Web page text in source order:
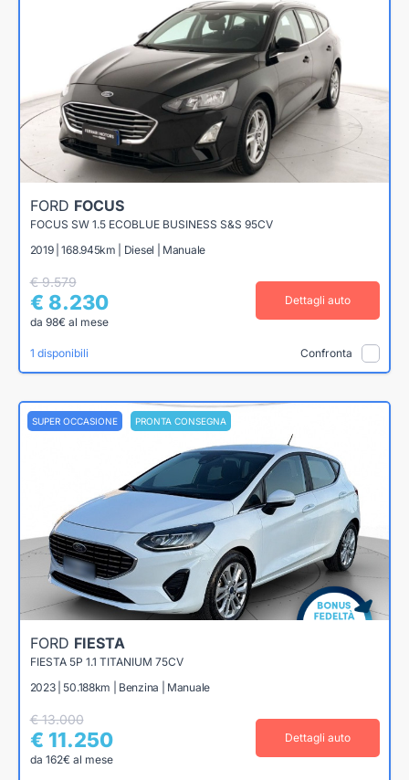
FORD FOCUS
FOCUS SW 1.5 ECOBLUE BUSINESS S&S 95CV
2019 | 168.945km | Diesel | Manuale
€ 9.579
€ 8.230
da 98€ al mese
Dettagli auto
1 disponibili Confronta
SUPER OCCASIONE PRONTA CONSEGNA
FORD FIESTA
FIESTA 5P 1.1 TITANIUM 75CV
2023 | 50.188km | Benzina | Manuale
€ 13.000
€ 11.250
da 162€ al mese
Dettagli auto